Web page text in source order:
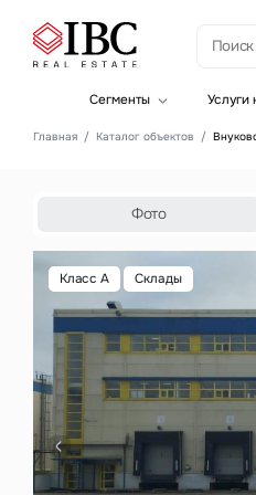
Сегменты
Складская недвижимость
Услуги
Главная Каталог объектов
Фото
Класс A Склады